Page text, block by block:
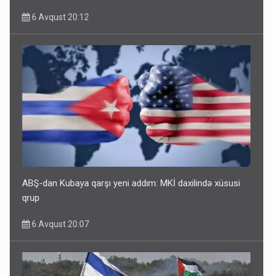
6 Avqust 20:12
ABŞ-dan Kubaya qarşı yeni addım: MKİ daxilində xüsusi
qrup
6 Avqust 20:07